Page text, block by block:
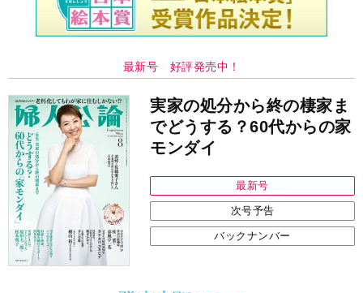
最新号 好評発売中！
実家の処分から終の棲家ま
でどうする？60代からの家
モンダイ
最新号
次号予告
バックナンバー